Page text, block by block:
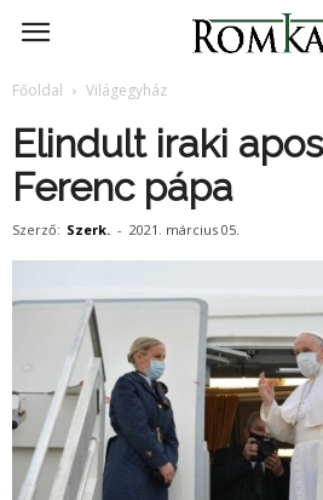
RomKat.ro
Főoldal Világegyház
Elindult iraki
Ferenc pápa
Szerző: Szerk. - 2021. március 05.